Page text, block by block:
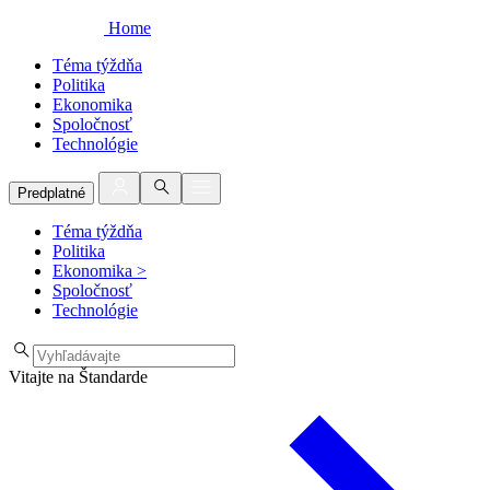
Home
Téma týždňa
Politika
Ekonomika
Spoločnosť
Technológie
Predplatné
Téma týždňa
Politika
Ekonomika >
Spoločnosť
Technológie
Vitajte na Štandarde